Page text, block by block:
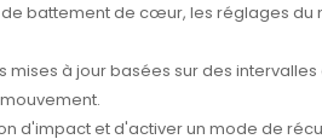
battement de cœur, les réglages du
à jour basées sur des
d'impact et d'activer un mode de